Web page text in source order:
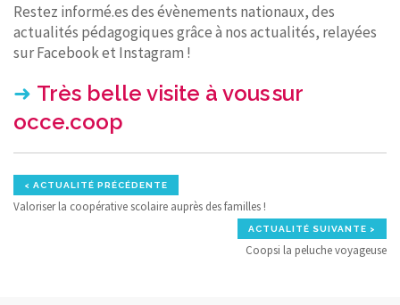
Restez informé.es des évènements nationaux, des
actualités pédagogiques grâce à nos actualités, relayées
sur Facebook et Instagram !
➜ Très belle visite à vous sur
occe.coop
< ACTUALITÉ PRÉCÉDENTE
Valoriser la coopérative scolaire auprès des familles !
ACTUALITÉ SUIVANTE >
Coopsi la peluche voyageuse